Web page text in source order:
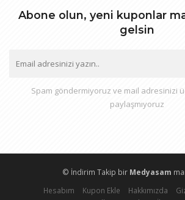
Abone olun, yeni kuponlar
gelsin
Spam göndermiyoruz ve mail adresinizi
paylaşmıyoruz
© İndirim Takip bir Medyasam
Hesabım
Kupon Ekle Hakkımızda